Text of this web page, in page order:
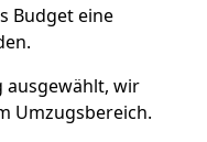
Budget eine
ausgewählt, wir
Umzugsbereich.